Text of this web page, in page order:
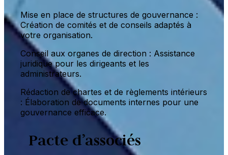
Mise en place de structures de gouvernance :
Création de comités et de conseils adaptés à
votre organisation.
Conseil aux organes de direction : Assistance
juridique pour les dirigeants et les
administrateurs.
Rédaction de chartes et de règlements intérieurs
: Élaboration de documents internes pour une
gouvernance efficace.
Pacte d’associés